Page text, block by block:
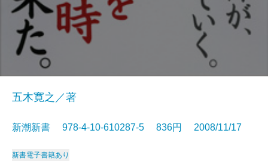
五木寛之／著
新潮新書 978-4-10-610287-5 836円 2008/11/17
新書電子書籍あり